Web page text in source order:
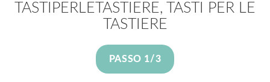
TASTIPERLETASTIERE, TASTI PER LE
TASTIERE
PASSO 1/3